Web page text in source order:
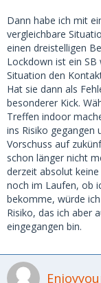
Dann habe ich mit
vergleichbare
einen dreistelligen
Lockdown ist ein
Situation den
Hat sie dann als
besonderer Kick.
Treffen indoor
ins Risiko gegangen
Vorschuss auf
schon länger nicht
derzeit absolut
noch im Laufen, ob
bekomme, würde
Risiko, das ich aber
eingegangen bin.